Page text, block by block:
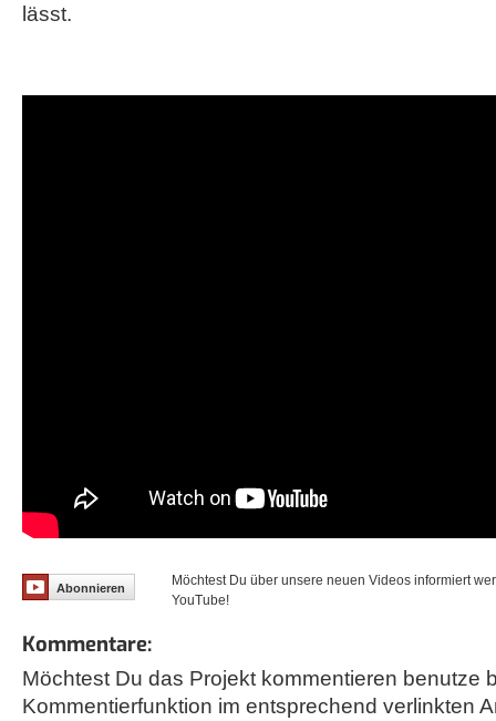
lässt.
Abonnieren
Möchtest Du über unsere neuen Videos informiert
YouTube!
Kommentare:
Möchtest Du das Projekt kommentieren benutze
Kommentierfunktion im entsprechend verlinkten